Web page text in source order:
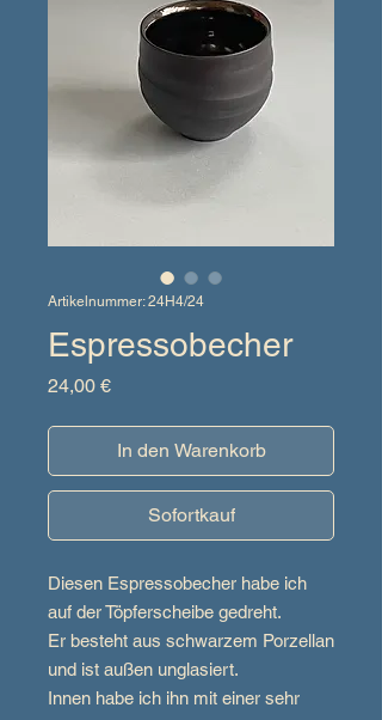
Artikelnummer: 24H4/24
Espressobecher
24,00 €Preis
In den Warenkorb
Sofortkauf
Diesen Espressobecher habe ich
auf der Töpferscheibe gedreht.
Er besteht aus schwarzem Porzellan
und ist außen unglasiert.
Innen habe ich ihn mit einer sehr